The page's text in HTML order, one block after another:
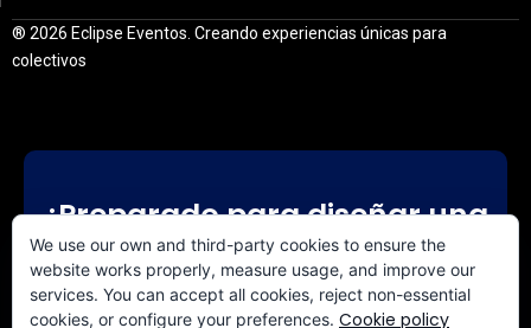
® 2026 Eclipse Eventos. Creando experiencias únicas para
colectivos
¿Preparado para diseñar una
experiencia a medida?
CONTACTA CON NOSOTROS
We use our own and third-party cookies to ensure the
website works properly, measure usage, and improve our
services. You can accept all cookies, reject non-essential
cookies, or configure your preferences. Cookie policy